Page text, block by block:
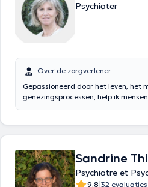
Psychiater
Over de zorgverlener
Gepassioneerd door het leven, het
genezingsprocessen, help ik
en spiritueel. Ik vul deze
groep, via paren en gezinnen. Ik
het Erasmus Universitair
Momenteel blijf ik professionals,
Sandrine
Psychiatre et
9.8|32 evaluaties